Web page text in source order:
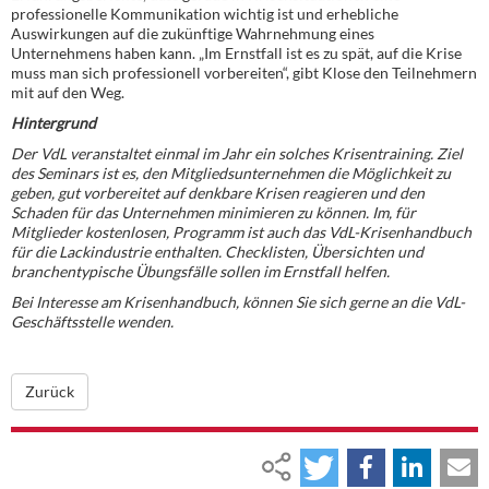
professionelle Kommunikation wichtig ist und erhebliche
Auswirkungen auf die zukünftige Wahrnehmung eines
Unternehmens haben kann. „Im Ernstfall ist es zu spät, auf die Krise
muss man sich professionell vorbereiten“, gibt Klose den Teilnehmern
mit auf den Weg.
Hintergrund
Der VdL veranstaltet einmal im Jahr ein solches Krisentraining. Ziel
des Seminars ist es, den Mitgliedsunternehmen die Möglichkeit zu
geben, gut vorbereitet auf denkbare Krisen reagieren und den
Schaden für das Unternehmen minimieren zu können. Im, für
Mitglieder kostenlosen, Programm ist auch das VdL-Krisenhandbuch
für die Lackindustrie enthalten. Checklisten, Übersichten und
branchentypische Übungsfälle sollen im Ernstfall helfen.
Bei Interesse am Krisenhandbuch, können Sie sich gerne an die VdL-
Geschäftsstelle wenden.
Zurück